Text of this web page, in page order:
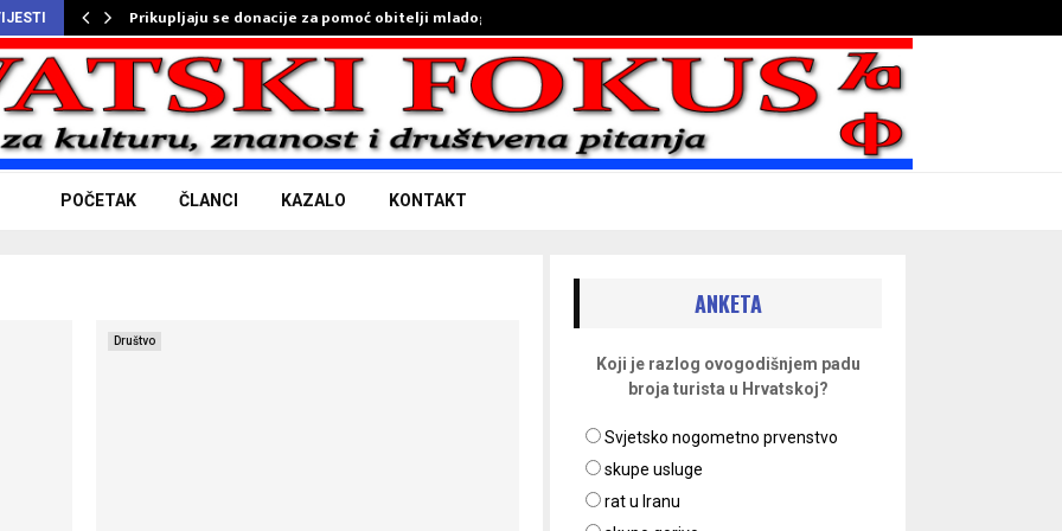
Prikupljaju se donacije za pomoć obitelji mladog…
POČETAK ČLANCI KAZALO KONTAKT
Društvo
ANKETA
Koji je razlog ovogodišnjem padu
broja turista u Hrvatskoj?
Svjetsko nogometno prvenstvo
skupe usluge
rat u Iranu